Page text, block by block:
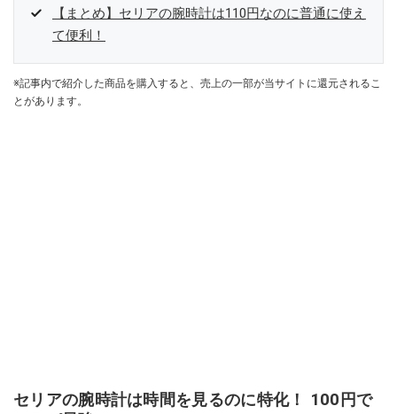
【まとめ】セリアの腕時計は110円なのに普通に使え
て便利！
※記事内で紹介した商品を購入すると、売上の一部が当サイトに還元されるこ
とがあります。
セリアの腕時計は時間を見るのに特化！ 100円で